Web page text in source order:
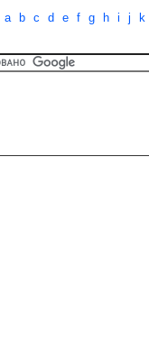
a b c d e f g h i j k